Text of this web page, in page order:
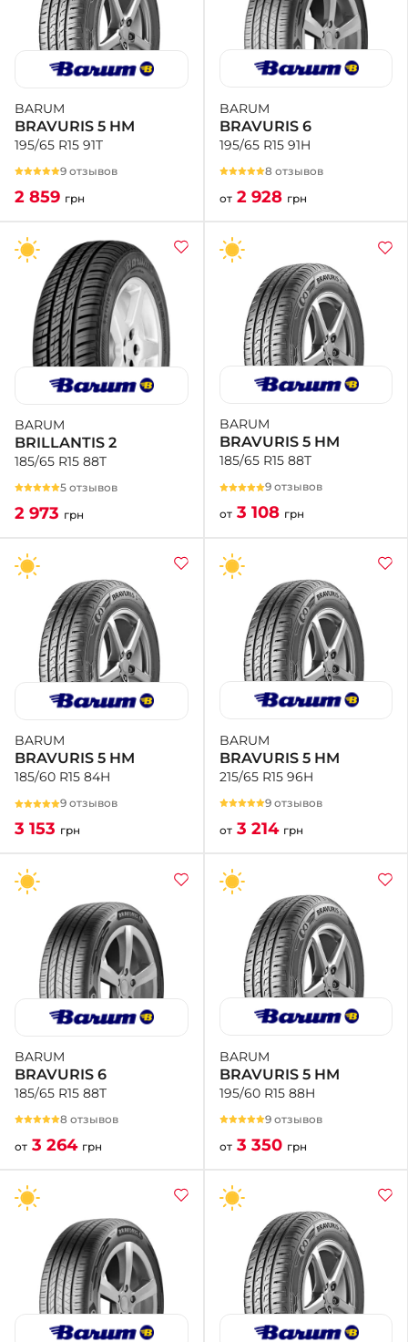
BARUM
BRAVURIS 5 HM
195/65 R15 91T
9 отзывов
2 859 грн
BARUM
BRAVURIS 6
195/65 R15 91H
8 отзывов
от 2 928 грн
BARUM
BRILLANTIS 2
185/65 R15 88T
5 отзывов
2 973 грн
BARUM
BRAVURIS 5 HM
185/65 R15 88T
9 отзывов
от 3 108 грн
BARUM
BRAVURIS 5 HM
185/60 R15 84H
9 отзывов
3 153 грн
BARUM
BRAVURIS 5 HM
215/65 R15 96H
9 отзывов
от 3 214 грн
BARUM
BRAVURIS 6
185/65 R15 88T
8 отзывов
от 3 264 грн
BARUM
BRAVURIS 5 HM
195/60 R15 88H
9 отзывов
от 3 350 грн